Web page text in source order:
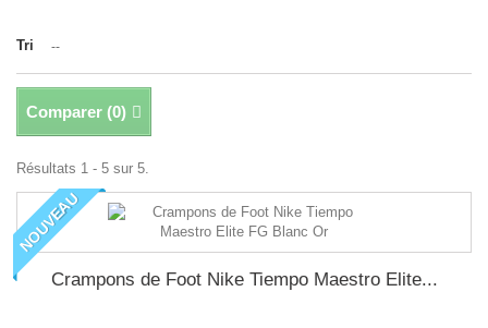
Tri --
Comparer (0)
Résultats 1 - 5 sur 5.
NOUVEAU
Crampons de Foot Nike Tiempo Maestro Elite...